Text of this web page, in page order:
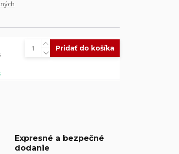
Pridať do košíka
Expresné a bezpečné
dodanie